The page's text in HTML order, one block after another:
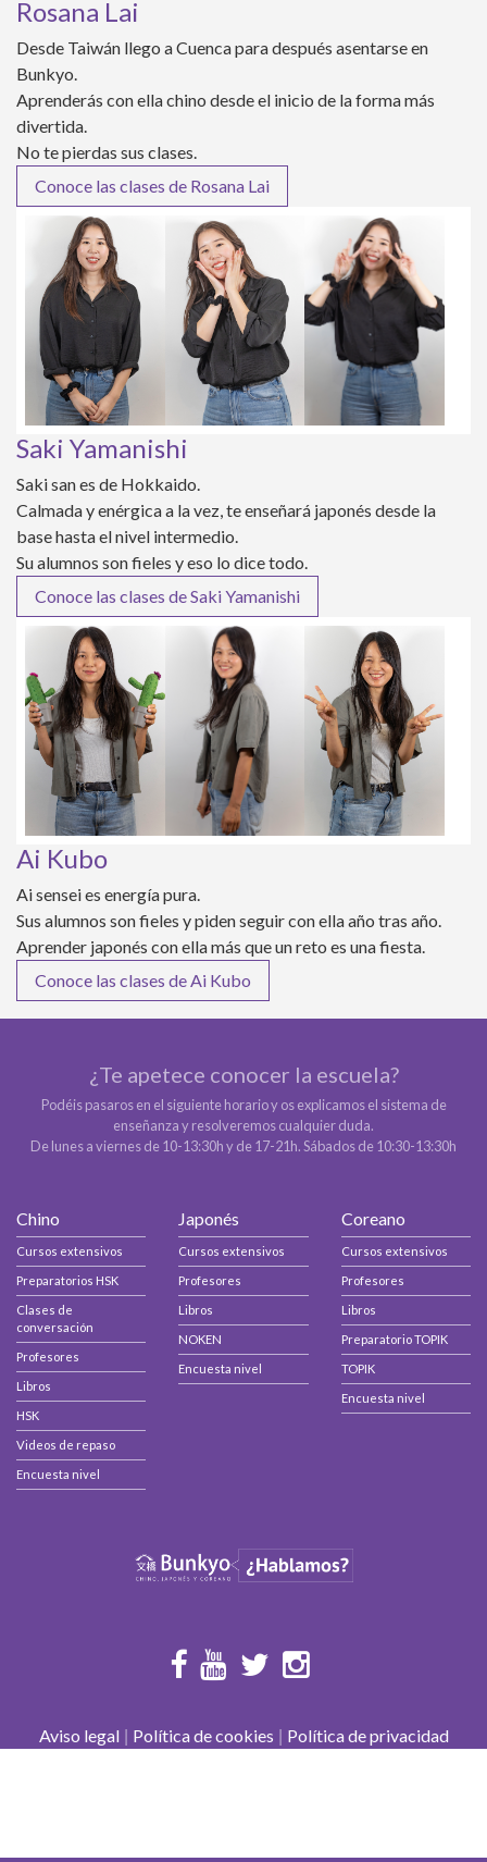
Rosana Lai
Desde Taiwán llego a Cuenca para después asentarse en
Bunkyo.
Aprenderás con ella chino desde el inicio de la forma más
divertida.
No te pierdas sus clases.
Conoce las clases de Rosana Lai
Saki Yamanishi
Saki san es de Hokkaido.
Calmada y enérgica a la vez, te enseñará japonés desde la
base hasta el nivel intermedio.
Su alumnos son fieles y eso lo dice todo.
Conoce las clases de Saki Yamanishi
Ai Kubo
Ai sensei es energía pura.
Sus alumnos son fieles y piden seguir con ella año tras año.
Aprender japonés con ella más que un reto es una fiesta.
Conoce las clases de Ai Kubo
¿Te apetece conocer la escuela?
Podéis pasaros en el siguiente horario y os explicamos el sistema de
enseñanza y resolveremos cualquier duda.
De lunes a viernes de 10-13:30h y de 17-21h. Sábados de 10:30-13:30h
Chino
Cursos extensivos
Preparatorios HSK
Clases de
conversación
Profesores
Libros
HSK
Videos de repaso
Encuesta nivel
Japonés
Cursos extensivos
Profesores
Libros
NOKEN
Encuesta nivel
Coreano
Cursos extensivos
Profesores
Libros
Preparatorio TOPIK
TOPIK
Encuesta nivel
Aviso legal| Política de cookies | Política de privacidad